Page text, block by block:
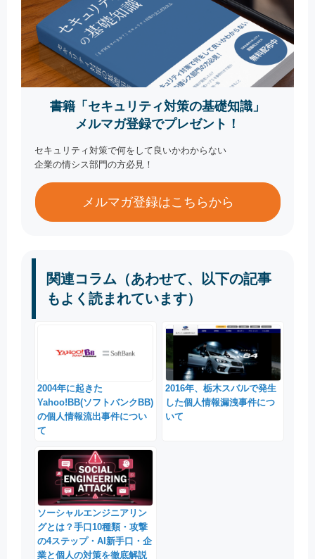
書籍「セキュリティ対策の基礎知識」
メルマガ登録でプレゼント！
セキュリティ対策で何をして良いかわからない
企業の情シス部門の方必見！
メルマガ登録はこちらから
関連コラム（あわせて、以下の記事
もよく読まれています）
2004年に起きた
Yahoo!BB(ソフトバンクBB)
の個人情報流出事件につい
て
2016年、栃木スバルで発生
した個人情報漏洩事件につ
いて
ソーシャルエンジニアリン
グとは？手口10種類・攻撃
の4ステップ・AI新手口・企
業と個人の対策を徹底解説